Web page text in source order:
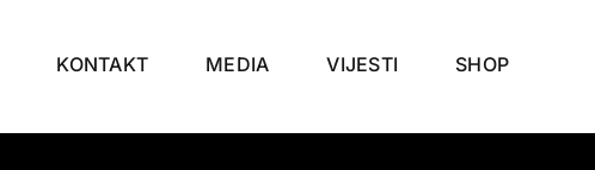
KONTAKT MEDIA VIJESTI SHOP